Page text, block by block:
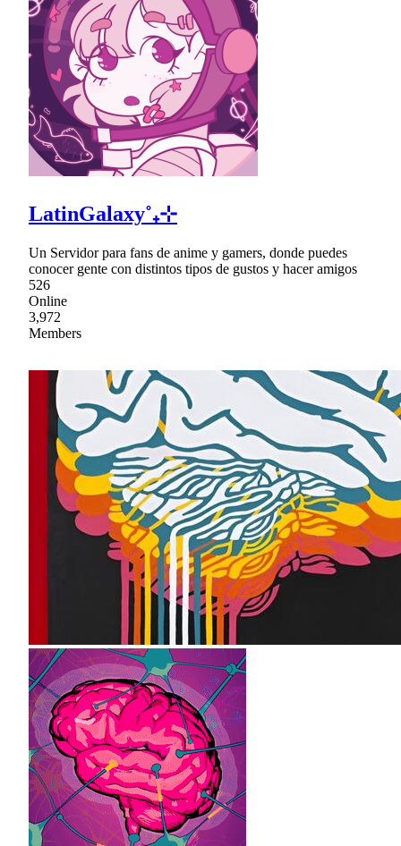
LatinGalaxy˚₊⊹
Un Servidor para fans de anime y gamers, donde puedes
conocer gente con distintos tipos de gustos y hacer amigos
526
Online
3,972
Members